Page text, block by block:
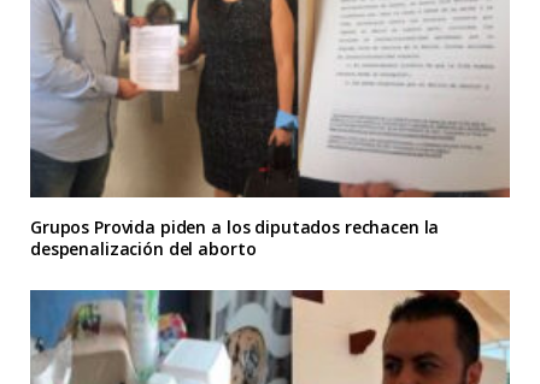
Grupos Provida piden a los diputados rechacen la
despenalización del aborto